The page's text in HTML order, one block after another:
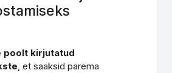
poolt kirjutatud
, et saaksid parema